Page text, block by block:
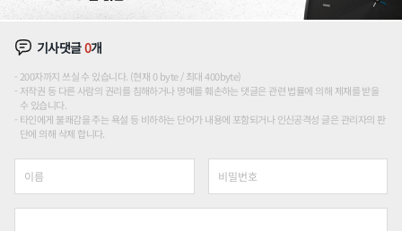
기사댓글0개
200자까지 쓰실 수 있습니다. (현재 0 byte / 최대 400byte)
저작권 등 다른 사람의 권리를 침해하거나 명예를 훼손하는 댓글은 관련 법률에 의해 제재를 받을
수 있습니다.
타인에게 불쾌감을 주는 욕설 등 비하하는 단어가 내용에 포함되거나 인신공격성 글은 관리자의 판
단에 의해 삭제 합니다.